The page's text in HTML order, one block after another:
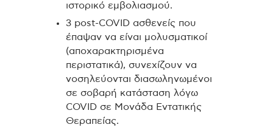
ιστορικό εμβολιασμού.
3 post-COVID ασθενείς που
έπαψαν να είναι μολυσματικοί
(αποχαρακτηρισμένα
περιστατικά), συνεχίζουν να
νοσηλεύονται διασωληνωμένοι
σε σοβαρή κατάσταση λόγω
COVID σε Μονάδα Εντατικής
Θεραπείας.